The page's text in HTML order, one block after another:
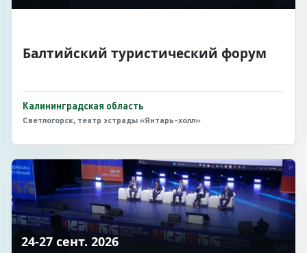
Балтийский туристический форум
Калининградская область
Светлогорск, театр эстрады «Янтарь-холл»
24-27 сент. 2026